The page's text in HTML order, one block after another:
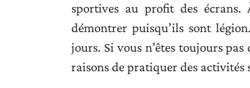
sportives au profit des
démontrer puisqu’ils sont
jours. Si vous n’êtes toujours
raisons de pratiquer des activités